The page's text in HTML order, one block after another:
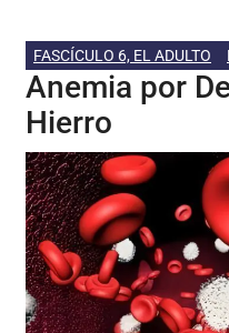
FASCÍCULO 6, EL ADULTO
Anemia por
Hierro